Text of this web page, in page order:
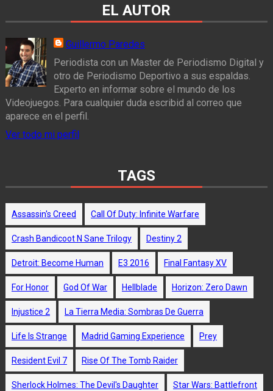
EL AUTOR
Guillermo Paredes
Periodista con un Master de Periodismo Digital y
otro de Periodismo Deportivo a sus espaldas.
Experto en informar sobre el mundo de los
Videojuegos. Para cualquier duda escribid al correo que
aparece en el perfil.
Ver todo mi perfil
TAGS
Assassin's Creed Call Of Duty: Infinite Warfare
Crash Bandicoot N Sane Trilogy Destiny 2
Detroit: Become Human E3 2016 Final Fantasy XV
For Honor God Of War Hellblade Horizon: Zero Dawn
Injustice 2 La Tierra Media: Sombras De Guerra
Life Is Strange Madrid Gaming Experience Prey
Resident Evil 7 Rise Of The Tomb Raider
Sherlock Holmes: The Devil's Daughter Star Wars: Battlefront